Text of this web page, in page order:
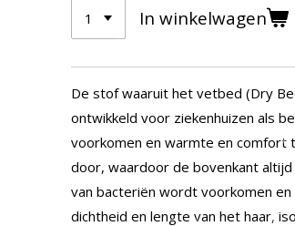
In winkelwagen
De stof waaruit het vetbed (Dry
ontwikkeld voor ziekenhuizen als
voorkomen en warmte en comfort
door, waardoor de bovenkant
van bacteriën wordt voorkomen
dichtheid en lengte van het haar,